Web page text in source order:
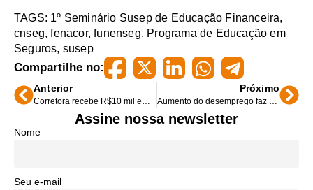
TAGS: 1º Seminário Susep de Educação Financeira,
cnseg,fenacor,funenseg, Programa de Educação em
Seguros, susep
Compartilhe no:
Anterior Próximo
Assine nossa newsletter
Nome
Seu e-mail